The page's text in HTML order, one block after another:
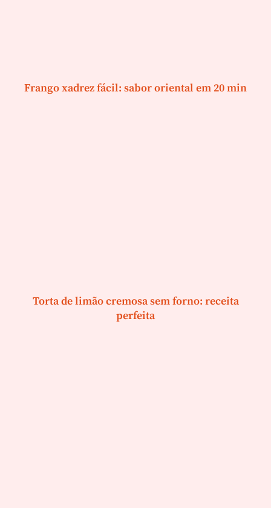
Frango xadrez fácil: sabor oriental em 20 min
Torta de limão cremosa sem forno: receita
perfeita